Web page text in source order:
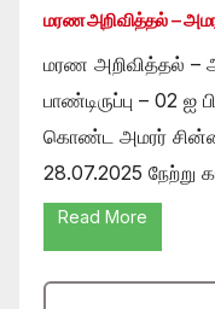
மரண அறிவித்தல் –
மரண அறிவித்தல் –
பாண்டிருப்பு – 02 ஐ
கொண்ட அமரர்
28.07.2025 நேற்று
Read More